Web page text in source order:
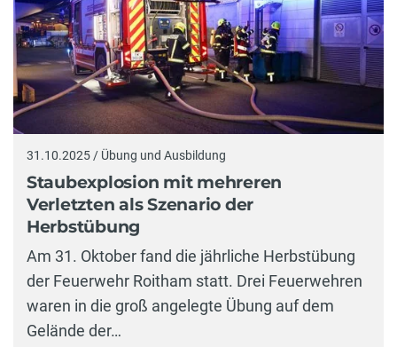
31.10.2025 / Übung und Ausbildung
Staubexplosion mit mehreren
Verletzten als Szenario der
Herbstübung
Am 31. Oktober fand die jährliche Herbstübung
der Feuerwehr Roitham statt. Drei Feuerwehren
waren in die groß angelegte Übung auf dem
Gelände der…